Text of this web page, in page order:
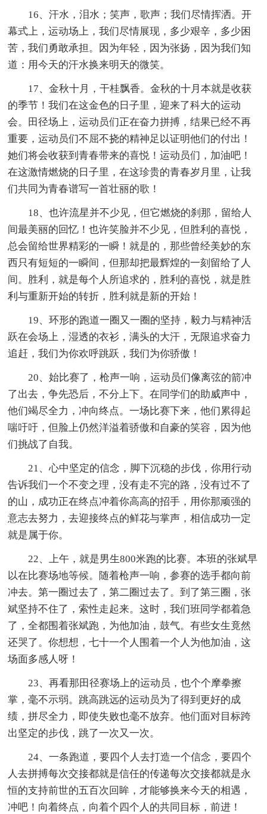
16、汗水，泪水；笑声，歌声；我们尽情挥洒。开
幕式上，运动场上，我们尽情展现，多少艰辛，多少困
苦，我们勇敢承担。因为年轻，因为张扬，因为我们知
道：用今天的汗水换来明天的微笑。
17、金秋十月，干桂飘香。金秋的十月本就是收获
的季节！我们在这金色的日子里，迎来了科大的运动
会。田径场上，运动员们正在奋力拼搏，结果已经不再
重要，运动员们不屈不挠的精神足以证明他们的付出！
她们将会收获到青春带来的喜悦！运动员们，加油吧！
在这激情燃烧的日子里，在这珍贵的青春岁月里，让我
们共同为青春谱写一首壮丽的歌！
18、也许流星并不少见，但它燃烧的刹那，留给人
间最美丽的回忆！也许笑脸并不少见，但胜利的喜悦，
总会留给世界精彩的一瞬！就是的，那些曾经美妙的东
西只有短短的一瞬间，但那却把最辉煌的一刻留给了人
间。胜利，就是每个人所追求的，胜利的喜悦，就是胜
利与重新开始的转折，胜利就是新的开始！
19、环形的跑道一圈又一圈的坚持，毅力与精神活
跃在会场上，湿透的衣衫，满头的大汗，无限追求奋力
追赶，我们为你欢呼跳跃，我们为你骄傲！
20、始比赛了，枪声一响，运动员们像离弦的箭冲
了出去，争先恐后，不分上下。在同学们的助威声中，
他们竭尽全力，冲向终点。一场比赛下来，他们累得起
喘吁吁，但脸上仍然洋溢着骄傲和自豪的笑容，因为他
们挑战了自我。
21、心中坚定的信念，脚下沉稳的步伐，你用行动
告诉我们一个不变之理，没有走不完的路，没有过不了
的山，成功正在终点冲着你高高的招手，用你那顽强的
意志去努力，去迎接终点的鲜花与掌声，相信成功一定
就是属于你。
22、上午，就是男生800米跑的比赛。本班的张斌早
以在比赛场地等候。随着枪声一响，参赛的选手都向前
冲去。第一圈过去了，第二圈过去了。到了第三圈，张
斌坚持不住了，索性走起来。这时，我们班同学都着急
了，全都围着张斌跑，为他加油，鼓气。有些女生竟然
还哭了。你想想，七十一个人围着一个人为他加油，这
场面多感人呀！
23、再看那田径赛场上的运动员，也个个摩拳擦
掌，毫不示弱。跳高跳远的运动员为了得到更好的成
绩，拼尽全力，即使失败也毫不放弃。他们面对目标跨
出坚定的步伐，跳了一次又一次。
24、一条跑道，要四个人去打造一个信念，要四个
人去拼搏每次交接都就是信任的传递每次交接都就是永
恒的支持前世的五百次回眸，才能够换来今天的相遇，
冲吧！向着终点，向着个四个人的共同目标，前进！